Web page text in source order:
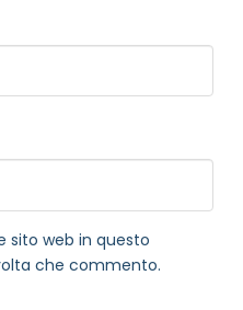
sito web in questo
che commento.